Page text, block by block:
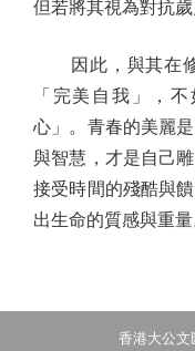
但若將其視為對抗
因此，與其在修
「完美自我」，
心」。青春的美麗
與智慧，才是自己
接受時間的殘酷與
出生命的質感與重量
香港大公文